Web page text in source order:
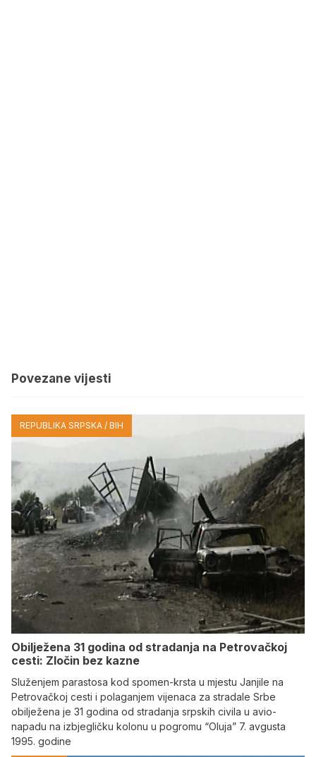
Povezane vijesti
REPUBLIKA SRPSKA / BIH
Obilježena 31 godina od stradanja na Petrovačkoj
cesti: Zločin bez kazne
Služenjem parastosa kod spomen-krsta u mjestu Janjile na
Petrovačkoj cesti i polaganjem vijenaca za stradale Srbe
obilježena je 31 godina od stradanja srpskih civila u avio-
napadu na izbjegličku kolonu u pogromu “Oluja” 7. avgusta
1995. godine